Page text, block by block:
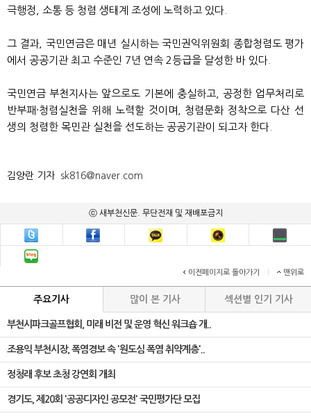
극행정, 소통 등 청렴 생태계 조성에 노력하고 있다.
그 결과, 국민연금은 매년 실시하는 국민권익위원회 종합청렴도 평가
에서 공공기관 최고 수준인 7년 연속 2등급을 달성한 바 있다.
국민연금 부천지사는 앞으로도 기본에 충실하고, 공정한 업무처리로
반부패·청렴실천을 위해 노력할 것이며, 청렴문화 정착으로 다산 선
생의 청렴한 목민관 실천을 선도하는 공공기관이 되고자 한다.
김양란 기자 sk816@naver.com
ⓒ 새부천신문. 무단전재 및 재배포금지
이전페이지로 돌아가기 맨위로
주요기사 많이 본 기사 섹션별 인기 기사
부천시파크골프협회, 미래 비전 및 운영 혁신 워크숍 개..
조용익 부천시장, 폭염경보 속 '원도심 폭염 취약계층'..
정청래 후보 초청 강연회 개최
경기도, 제20회 '공공디자인 공모전' 국민평가단 모집